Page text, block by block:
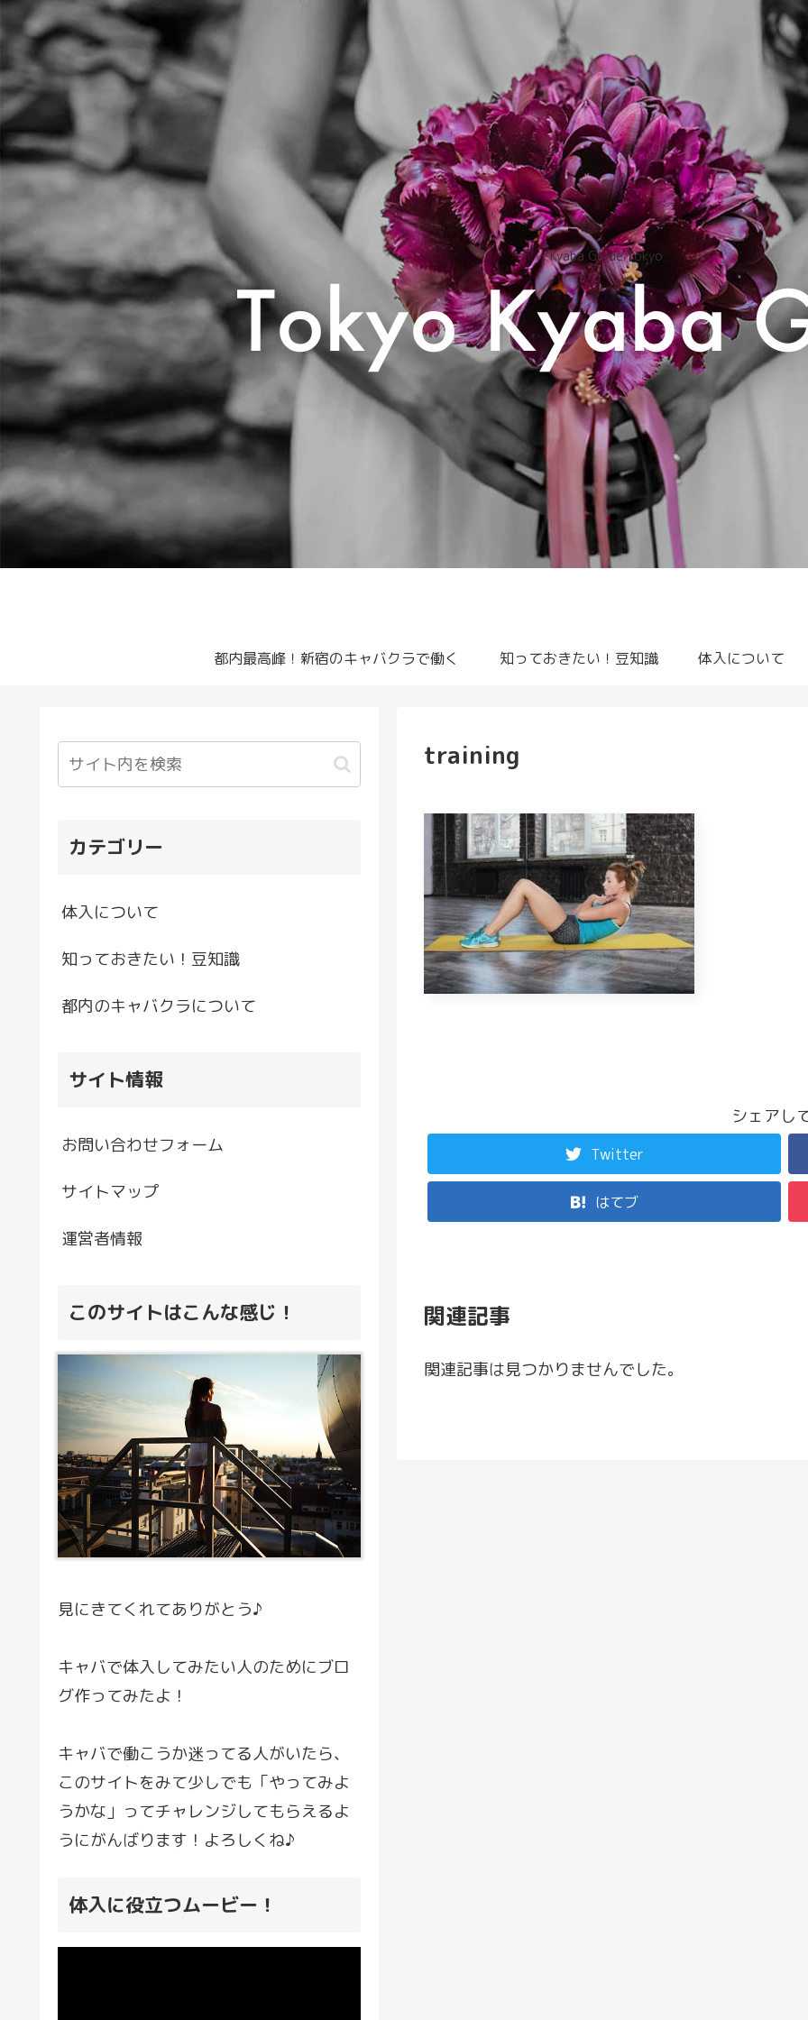
Kyaba Guide Tokyo
都内最高峰！新宿のキャバクラで働く 知っておきたい！豆知識 体入について
training
シェアし
Twitter
はてブ
関連記事
関連記事は見つかりませんでした。
カテゴリー
体入について
知っておきたい！豆知識
都内のキャバクラについて
サイト情報
お問い合わせフォーム
サイトマップ
運営者情報
このサイトはこんな感じ！
見にきてくれてありがとう♪
キャバで体入してみたい人のためにブロ
グ作ってみたよ！
キャバで働こうか迷ってる人がいたら、
このサイトをみて少しでも「やってみよ
うかな」ってチャレンジしてもらえるよ
うにがんばります！よろしくね♪
体入に役立つムービー！